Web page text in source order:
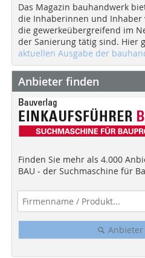
Das Magazin bauhandwerk
die Inhaberinnen und Inhaber
die gewerkeübergreifend im
der Sanierung tätig sind. Hier
aktuellen Ausgabe der
Anbieter finden
Finden Sie mehr als 4.000
BAU - der Suchmaschine für